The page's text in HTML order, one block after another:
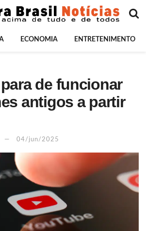
ECONOMIA ENTRETENIMENTO
de funcionar
antigos a partir
04/jun/2025